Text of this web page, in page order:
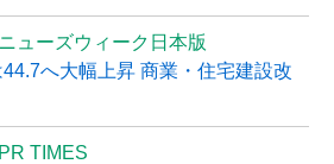
ニューズウィーク日本版
へ大幅上昇 商業・住宅建設改
PR TIMES